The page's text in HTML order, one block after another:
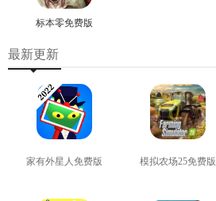
标本零免费版
最新更新
家有外星人免费版 模拟农场25免费版